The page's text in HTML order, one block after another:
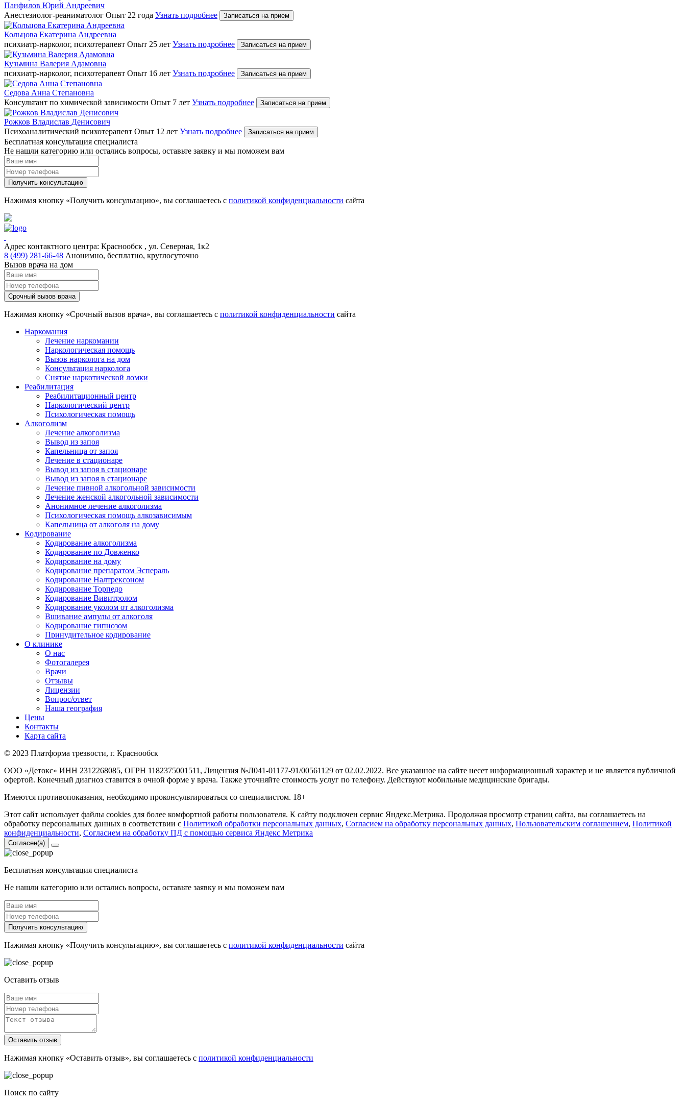
Панфилов Юрий Андреевич
Анестезиолог-реаниматолог Опыт 22 года Узнать подробнее Записаться на прием
Кольцова Екатерина Андреевна
психиатр-нарколог, психотерапевт Опыт 25 лет Узнать подробнее Записаться на прием
Кузьмина Валерия Адамовна
психиатр-нарколог, психотерапевт Опыт 16 лет Узнать подробнее Записаться на прием
Седова Анна Степановна
Консультант по химической зависимости Опыт 7 лет Узнать подробнее Записаться на прием
Рожков Владислав Денисович
Психоаналитический психотерапевт Опыт 12 лет Узнать подробнее Записаться на прием
Бесплатная консультация специалиста
Не нашли категорию или остались вопросы, оставьте заявку и мы поможем вам
Получить консультацию
Нажимая кнопку «Получить консультацию», вы соглашаетесь с политикой конфиденциальности сайта
Адрес контактного центра: Краснообск , ул. Северная, 1к2
8 (499) 281-66-48 Анонимно, бесплатно, круглосуточно
Вызов врача на дом
Срочный вызов врача
Нажимая кнопку «Срочный вызов врача», вы соглашаетесь с политикой конфиденциальности сайта
Наркомания
Лечение наркомании
Наркологическая помощь
Вызов нарколога на дом
Консультация нарколога
Снятие наркотической ломки
Реабилитация
Реабилитационный центр
Наркологический центр
Психологическая помощь
Алкоголизм
Лечение алкоголизма
Вывод из запоя
Капельница от запоя
Лечение в стационаре
Вывод из запоя в стационаре
Вывод из запоя в стационаре
Лечение пивной алкогольной зависимости
Лечение женской алкогольной зависимости
Анонимное лечение алкоголизма
Психологическая помощь алкозависимым
Капельница от алкоголя на дому
Кодирование
Кодирование алкоголизма
Кодирование по Довженко
Кодирование на дому
Кодирование препаратом Эспераль
Кодирование Налтрексоном
Кодирование Торпедо
Кодирование Вивитролом
Кодирование уколом от алкоголизма
Вшивание ампулы от алкоголя
Кодирование гипнозом
Принудительное кодирование
О клинике
О нас
Фотогалерея
Врачи
Отзывы
Лицензии
Вопрос/ответ
Наша география
Цены
Контакты
Карта сайта
© 2023 Платформа трезвости, г. Краснообск
ООО «Детокс» ИНН 2312268085, ОГРН 1182375001511, Лицензия №Л041-01177-91/00561129 от 02.02.2022. Все указанное на сайте несет информационный характер и не является публичной
офертой. Конечный диагноз ставится в очной форме у врача. Также уточняйте стоимость услуг по телефону. Действуют мобильные медицинские бригады.
Имеются противопоказания, необходимо проконсультироваться со специалистом. 18+
Этот сайт использует файлы cookies для более комфортной работы пользователя. К сайту подключен сервис Яндекс.Метрика. Продолжая просмотр страниц сайта, вы соглашаетесь на
обработку персональных данных в соответствии с Политикой обработки персональных данных, Согласием на обработку персональных данных, Пользовательским соглашением, Политикой
конфиденциальности, Согласием на обработку ПД с помощью сервиса Яндекс Метрика
Согласен(а)
Бесплатная консультация специалиста
Не нашли категорию или остались вопросы, оставьте заявку и мы поможем вам
Получить консультацию
Нажимая кнопку «Получить консультацию», вы соглашаетесь с политикой конфиденциальности сайта
Оставить отзыв
Оставить отзыв
Нажимая кнопку «Оставить отзыв», вы соглашаетесь с политикой конфиденциальности
Поиск по сайту